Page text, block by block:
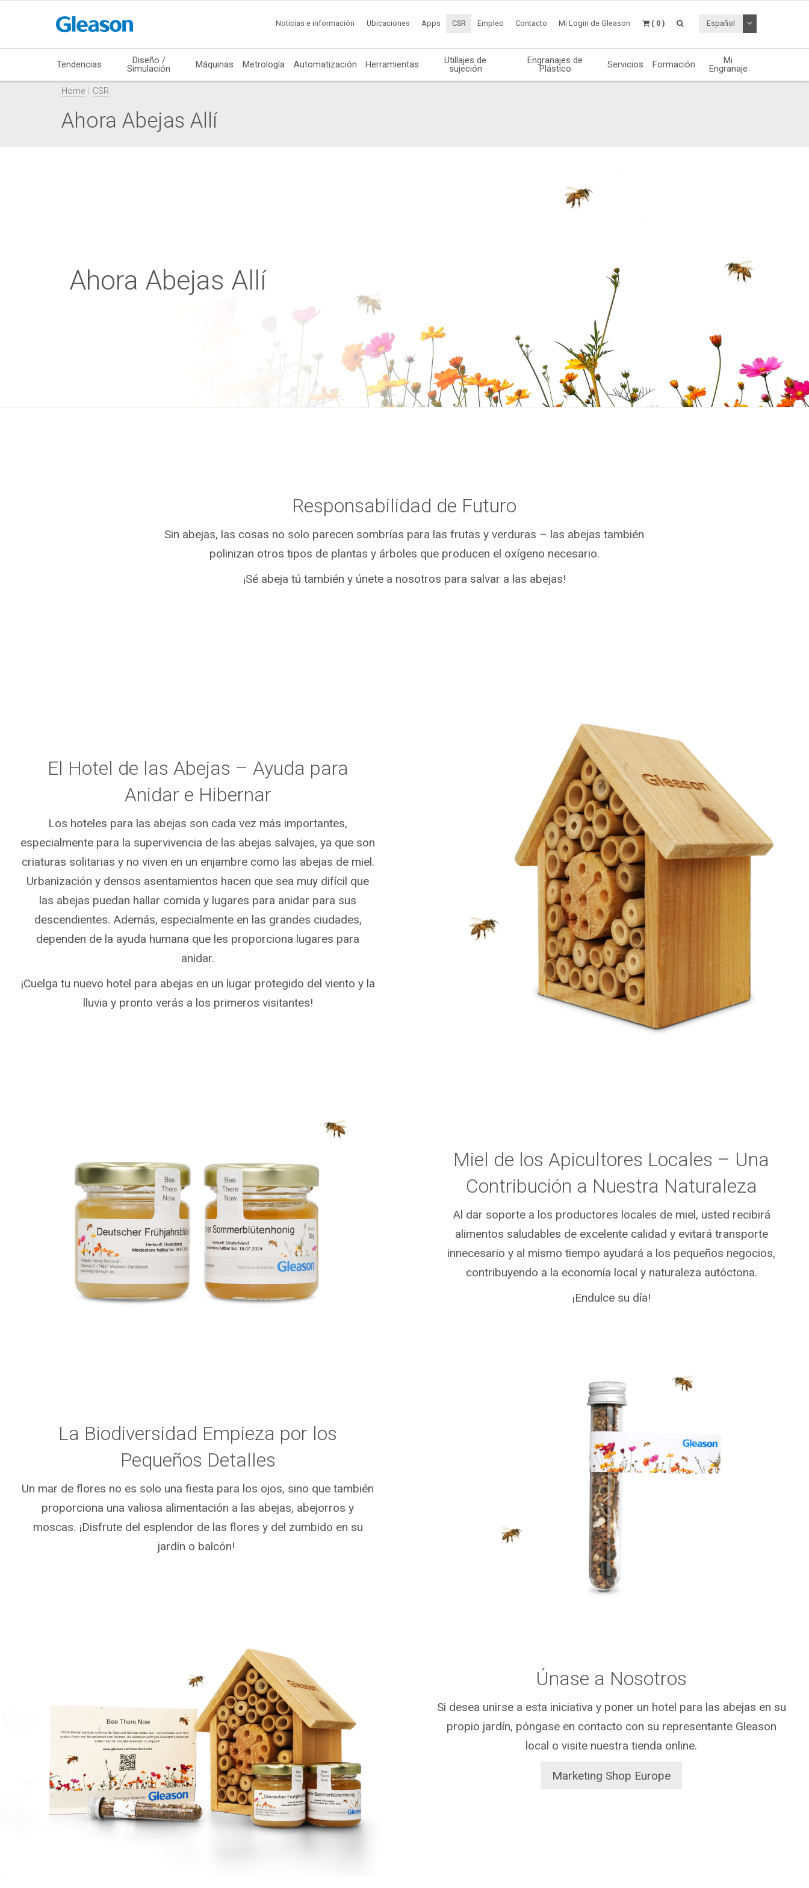
Noticias e información Ubicaciones Apps CSR Empleo Contacto Mi Login de Gleason ( 0 ) Español Desplegable de
Tendencias Diseño /
Simulación Máquinas Metrología Automatización Herramientas Utillajes de
sujeción
Engranajes de
Plástico Servicios Formación Mi
Engranaje
Home CSR
Ahora Abejas Allí
Ahora Abejas Allí
Responsabilidad de Futuro
Sin abejas, las cosas no solo parecen sombrías para las frutas y verduras – las abejas también
polinizan otros tipos de plantas y árboles que producen el oxígeno necesario.
¡Sé abeja tú también y únete a nosotros para salvar a las abejas!
El Hotel de las Abejas – Ayuda para
Anidar e Hibernar
Los hoteles para las abejas son cada vez más importantes,
especialmente para la supervivencia de las abejas salvajes, ya que son
criaturas solitarias y no viven en un enjambre como las abejas de miel.
Urbanización y densos asentamientos hacen que sea muy difícil que
las abejas puedan hallar comida y lugares para anidar para sus
descendientes. Además, especialmente en las grandes ciudades,
dependen de la ayuda humana que les proporciona lugares para
anidar.
¡Cuelga tu nuevo hotel para abejas en un lugar protegido del viento y la
lluvia y pronto verás a los primeros visitantes!
Miel de los Apicultores Locales – Una
Contribución a Nuestra Naturaleza
Al dar soporte a los productores locales de miel, usted recibirá
alimentos saludables de excelente calidad y evitará transporte
innecesario y al mismo tiempo ayudará a los pequeños negocios,
contribuyendo a la economía local y naturaleza autóctona.
¡Endulce su día!
La Biodiversidad Empieza por los
Pequeños Detalles
Un mar de flores no es solo una fiesta para los ojos, sino que también
proporciona una valiosa alimentación a las abejas, abejorros y
moscas. ¡Disfrute del esplendor de las flores y del zumbido en su
jardín o balcón!
Únase a Nosotros
Si desea unirse a esta iniciativa y poner un hotel para las abejas en su
propio jardín, póngase en contacto con su representante Gleason
local o visite nuestra tienda online.
Marketing Shop Europe